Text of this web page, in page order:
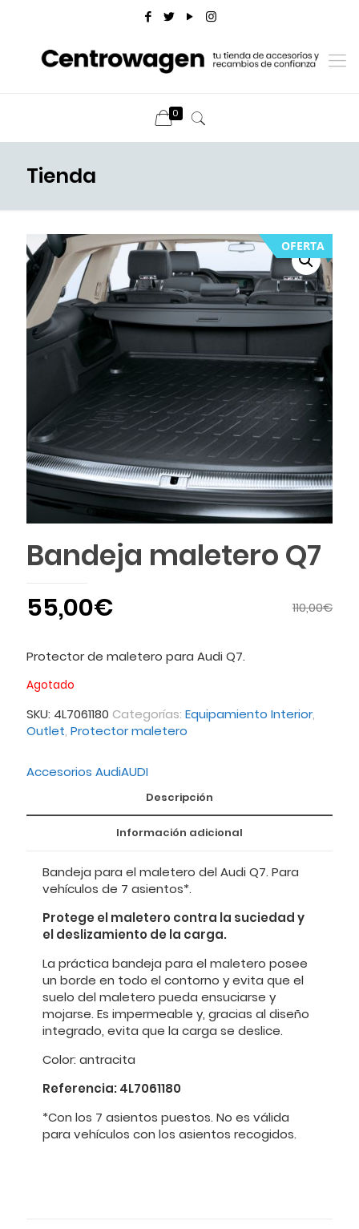
0
Tienda
OFERTA
Bandeja maletero Q7
110,00€
55,00€
Protector de maletero para Audi Q7.
Agotado
SKU: 4L7061180 Categorías: Equipamiento Interior,
Outlet, Protector maletero
Accesorios AudiAUDI
Descripción
Información adicional
Bandeja para el maletero del Audi Q7. Para
vehículos de 7 asientos*.
Protege el maletero contra la suciedad y
el deslizamiento de la carga.
La práctica bandeja para el maletero posee
un borde en todo el contorno y evita que el
suelo del maletero pueda ensuciarse y
mojarse. Es impermeable y, gracias al diseño
integrado, evita que la carga se deslice.
Color: antracita
Referencia: 4L7061180
*Con los 7 asientos puestos. No es válida
para vehículos con los asientos recogidos.